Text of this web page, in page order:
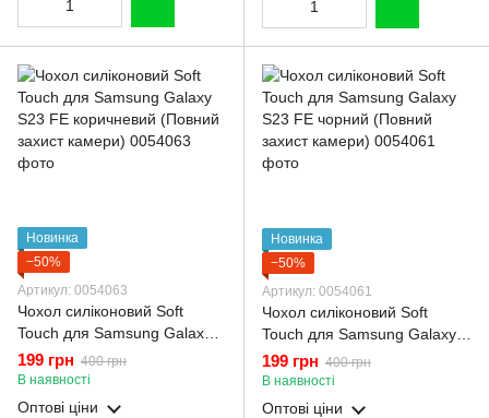
Новинка
−50%
Артикул: 0054063
Чохол силіконовий Soft
Touch для Samsung Galaxy
S23 FE коричневий (Повний
захист камери)
199 грн 400 грн
В наявності
Оптові ціни
Новинка
−50%
Артикул: 0054061
Чохол силіконовий Soft
Touch для Samsung Galaxy
S23 FE чорний (Повний
захист камери)
199 грн 400 грн
В наявності
Оптові ціни